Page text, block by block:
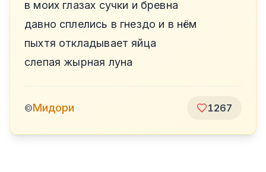
в моих глазах сучки и бревна
давно сплелись в гнездо и в нём
пыхтя откладывает яйца
слепая жырная луна
©Мидори 1267